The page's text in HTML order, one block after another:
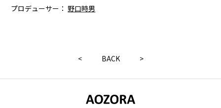
プロデューサー： 野口時男
< BACK >